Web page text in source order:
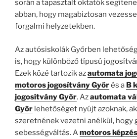
során a tapasztalt oktatók
abban, hogy magabiztosan
forgalmi helyzetekben.
Az autósiskolák Győrben
is, hogy különböző típusú
Ezek közé tartozik azautomata
motoros jogosítvány Győrés a B
jogosítvány Győr. Azautomata
Győr lehetőséget nyújt azoknak,
szeretnének vezetni anélkül, hogy
sebességváltás. Amotoros